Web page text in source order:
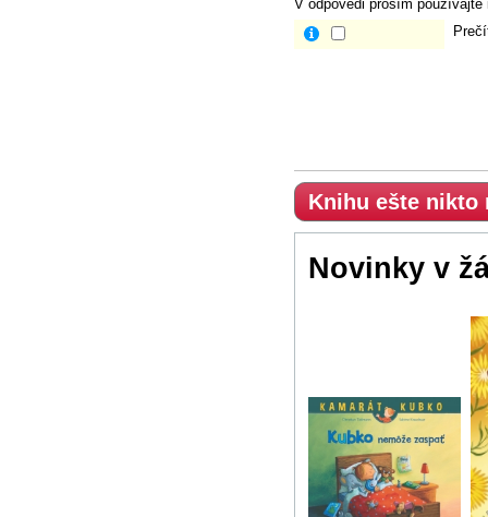
V odpovedi prosím
Knihu ešte nikto
Novinky v